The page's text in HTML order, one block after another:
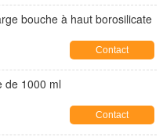
bouche à haut borosilicate
Contact
de 1000 ml
Contact